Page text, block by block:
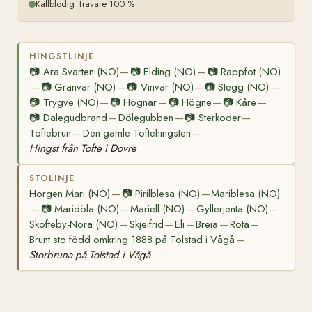
Kallblodig Travare 100 %
HINGSTLINJE
📷 Ara Svarten (NO)— 📷Elding (NO) — 📷 Rappfot (NO)
— 📷Granvar (NO) —📷 Vinvar (NO)— 📷Stegg (NO) —
📷 Trygve (NO)— 📷Högnar— 📷 Högne— 📷 Kåre —
📷 Dalegudbrand—Dölegubben —📷 Sterkoder—
Toftebrun —Den gamle Toftehingsten—
Hingst från Tofte i Dovre
STOLINJE
Horgen Mari (NO) — 📷Pirilblesa (NO) —Mariblesa (NO)
— 📷Maridöla (NO) —Mariell (NO) —Gyllerjenta (NO)—
Skofteby-Nora (NO) —Skjeifrid—Eli —Breia —Rota—
Brunt sto född omkring 1888 på Tolstad i Vågå —
Storbruna på Tolstad i Vågå